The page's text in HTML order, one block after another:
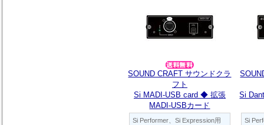
SOUND CRAFT サウンドクラ
フト
Si MADI-USB card ◆ 拡張
MADI-USBカード
Si Performer、Si Expression用
Si
Si